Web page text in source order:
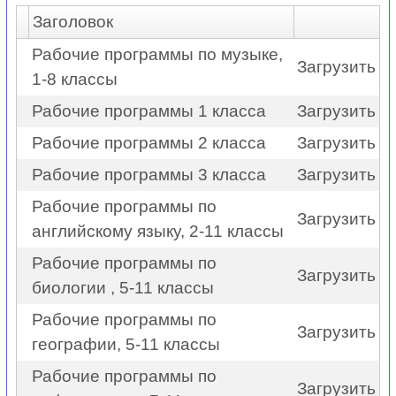
Заголовок
Рабочие программы по музыке,
1-8 классы
Загрузить
Рабочие программы 1 класса
Загрузить
Рабочие программы 2 класса
Загрузить
Рабочие программы 3 класса
Загрузить
Рабочие программы по
английскому языку, 2-11 классы
Загрузить
Рабочие программы по
биологии , 5-11 классы
Загрузить
Рабочие программы по
географии, 5-11 классы
Загрузить
Рабочие программы по
Загрузить